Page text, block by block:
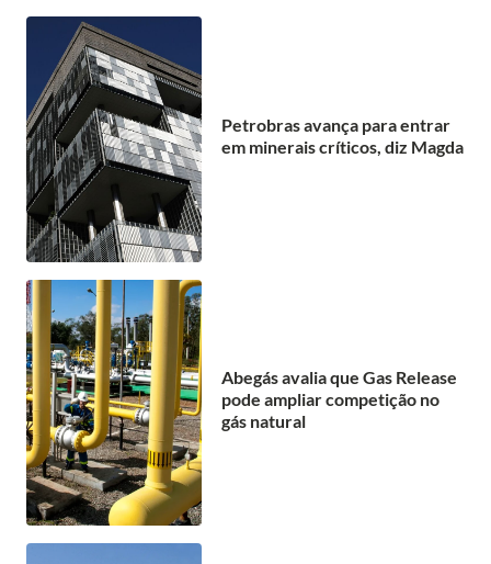
Petrobras avança para entrar
em minerais críticos, diz Magda
Abegás avalia que Gas Release
pode ampliar competição no
gás natural